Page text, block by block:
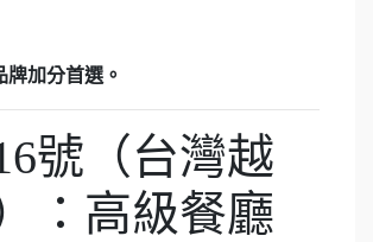
牌加分首選。
號（台灣越
：高級餐廳